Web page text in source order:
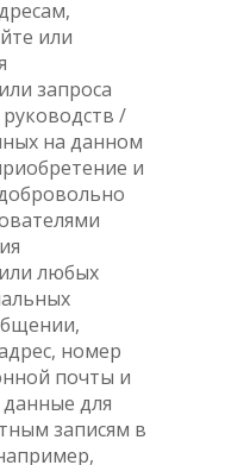
или
запроса
руководств /
на данном
и
любых
номер
почты и
для
записям в